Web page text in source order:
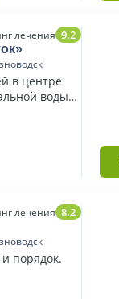
лечения 9.2
в центре
воды
лечения 8.2
порядок.